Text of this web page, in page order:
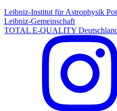
Leibniz-Institut für Astrophysik
Leibniz-Gemeinschaft
TOTAL E-QUALITY